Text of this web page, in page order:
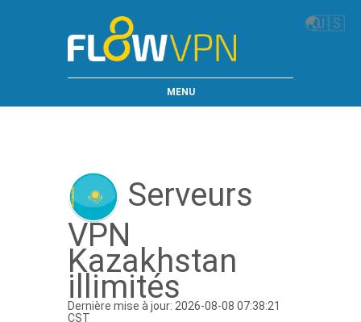
🌏🇺🇸
MENU
Serveurs
VPN
Kazakhstan
illimités
Dernière mise à jour: 2026-08-08 07:38:21
CST